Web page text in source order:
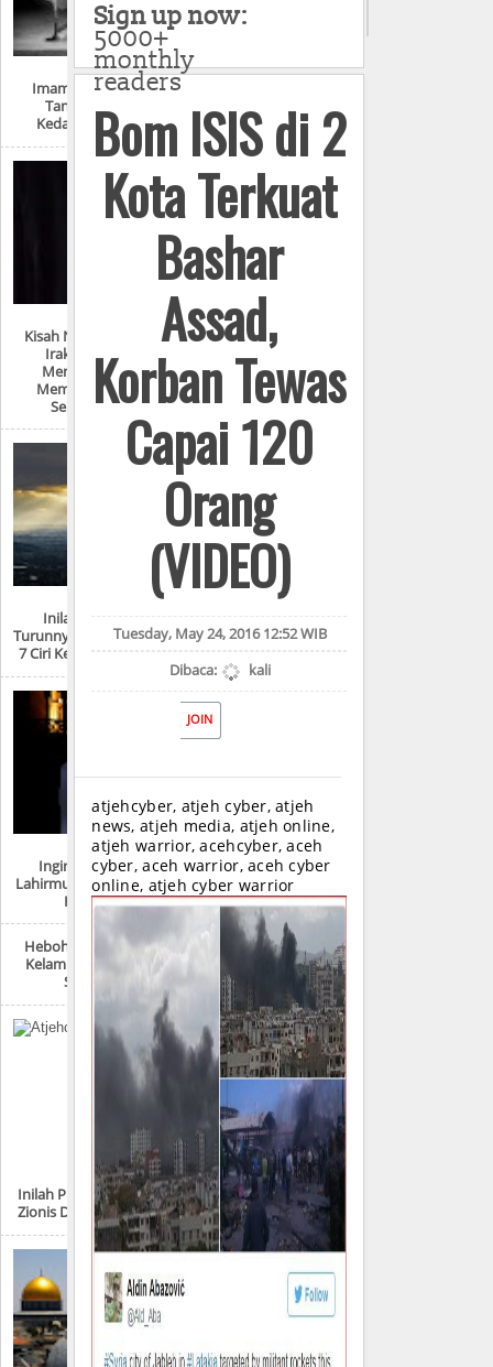
Imam Mahdi Dan
Tanda-Tanda
Kedatangannya
Kisah Nyata Perang
Irak: “Mereka
Menyiksa Dan
Memperkosaku
Seperti Ini!”
Inilah Tempat
Turunnya Nabi Isa Dan
7 Ciri Kedatangannya
Ingin Tahu Hari
Lahirmu Dalam Tahun
Hijriah?
Heboh ‘Survei’ Ukur
Kelamin Siswa SMP
Sabang
Inilah Produk-Produk
Zionis Di Sekitar Anda
Sign up now:
5000+
monthly
readers
Bom ISIS di 2
Kota Terkuat
Bashar
Assad,
Korban Tewas
Capai 120
Orang
(VIDEO)
Tuesday, May 24, 2016 12:52 WIB
Dibaca:
kali
JOIN
atjehcyber, atjeh cyber, atjeh
news, atjeh media, atjeh online,
atjeh warrior, acehcyber, aceh
cyber, aceh warrior, aceh cyber
online, atjeh cyber warrior